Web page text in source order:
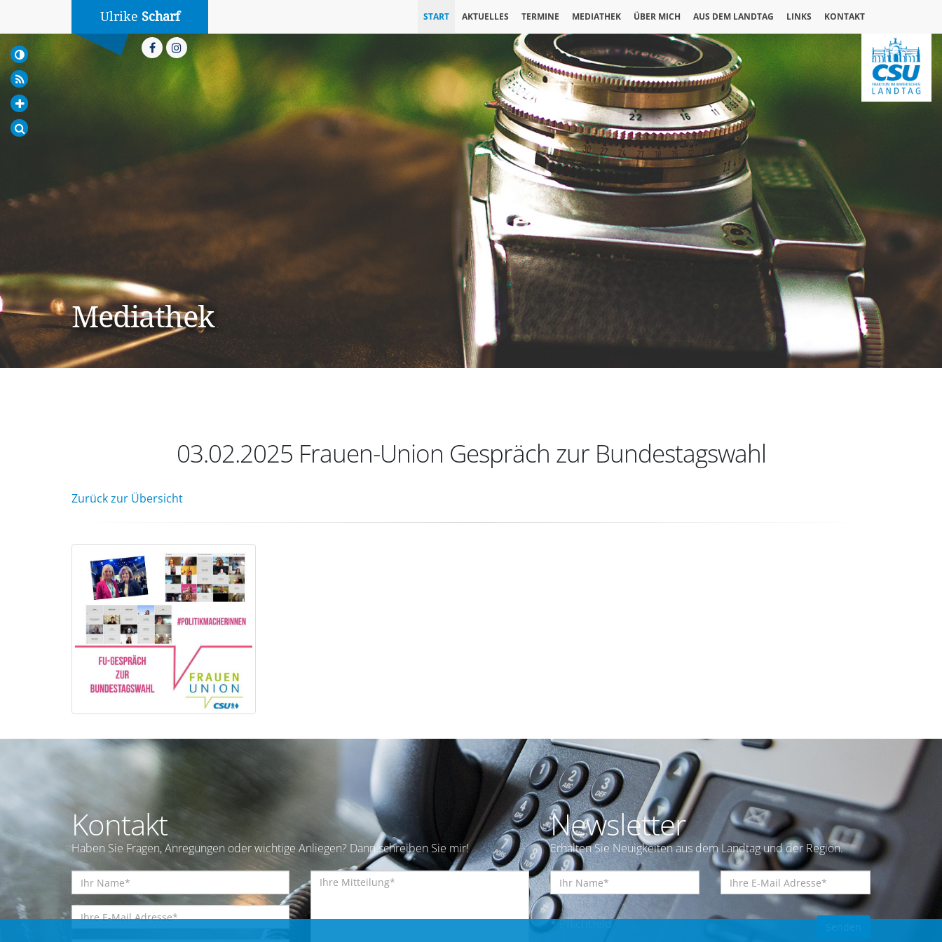
Ulrike Scharf START AKTUELLES TERMINE MEDIATHEK ÜBER MICH AUS DEM LANDTAG LINKS KONTAKT
Mediathek
03.02.2025 Frauen-Union Gespräch zur Bundestagswahl
Zurück zur Übersicht
Kontakt
Haben Sie Fragen, Anregungen oder wichtige Anliegen? Dann schreiben Sie mir!
Newsletter
Erhalten Sie Neuigkeiten aus dem Landtag und der Region.
* Pflichtfeld